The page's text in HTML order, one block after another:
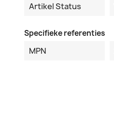
Artikel Status
Specifieke referenties
MPN